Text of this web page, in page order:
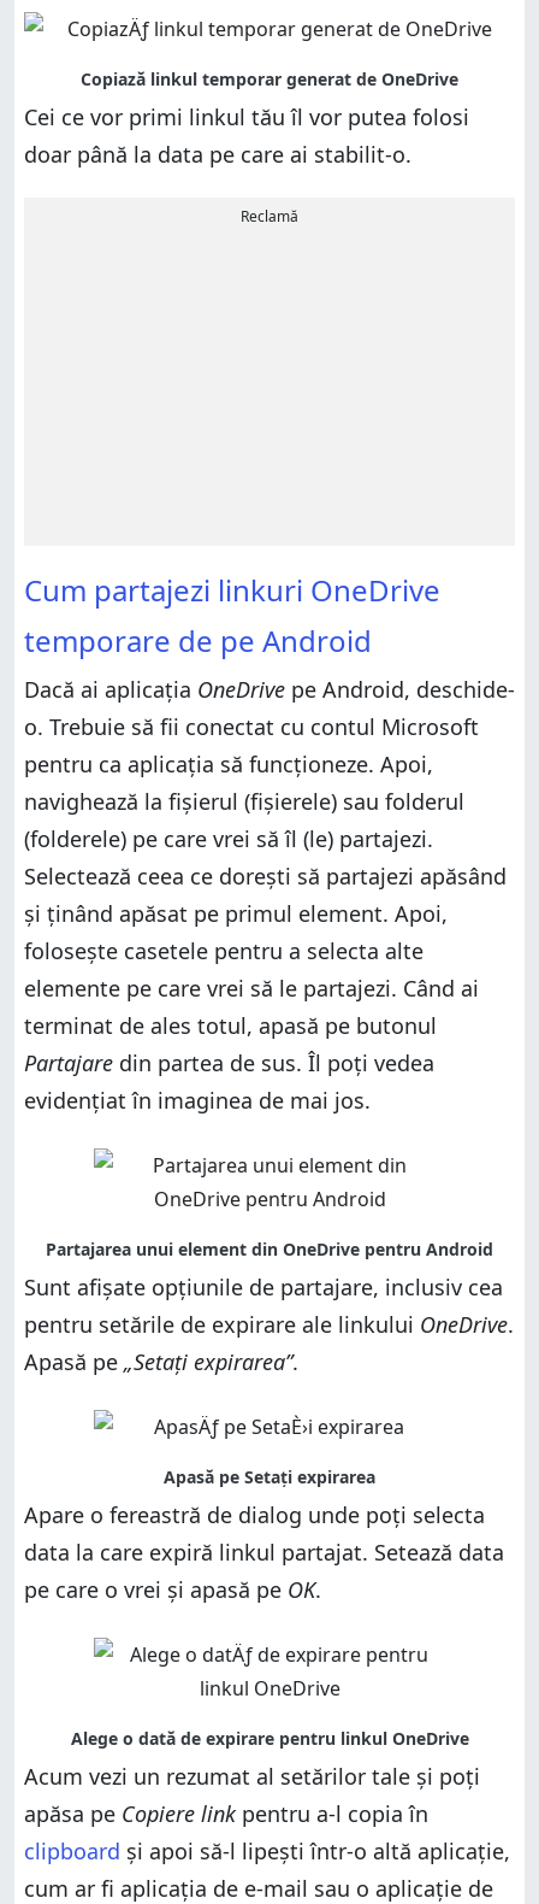
Cei ce vor primi linkul tău îl vor putea folosi
doar până la data pe care ai stabilit-o.
Reclamă
Cum partajezi linkuri OneDrive
temporare de pe Android
Dacă ai aplicația OneDrive pe Android, deschide-
o. Trebuie să fii conectat cu contul Microsoft
pentru ca aplicația să funcționeze. Apoi,
navighează la fișierul (fișierele) sau folderul
(folderele) pe care vrei să îl (le) partajezi.
Selectează ceea ce dorești să partajezi apăsând
și ținând apăsat pe primul element. Apoi,
folosește casetele pentru a selecta alte
elemente pe care vrei să le partajezi. Când ai
terminat de ales totul, apasă pe butonul
Partajare din partea de sus. Îl poți vedea
evidențiat în imaginea de mai jos.
Sunt afișate opțiunile de partajare, inclusiv cea
pentru setările de expirare ale linkului OneDrive.
Apasă pe „Setați expirarea”.
Apare o fereastră de dialog unde poți selecta
data la care expiră linkul partajat. Setează data
pe care o vrei și apasă pe OK.
Acum vezi un rezumat al setărilor tale și poți
apăsa pe Copiere linkpentru a-l copia în
clipboard și apoi să-l lipești într-o altă aplicație,
cum ar fi aplicația de e-mail sau o aplicație de